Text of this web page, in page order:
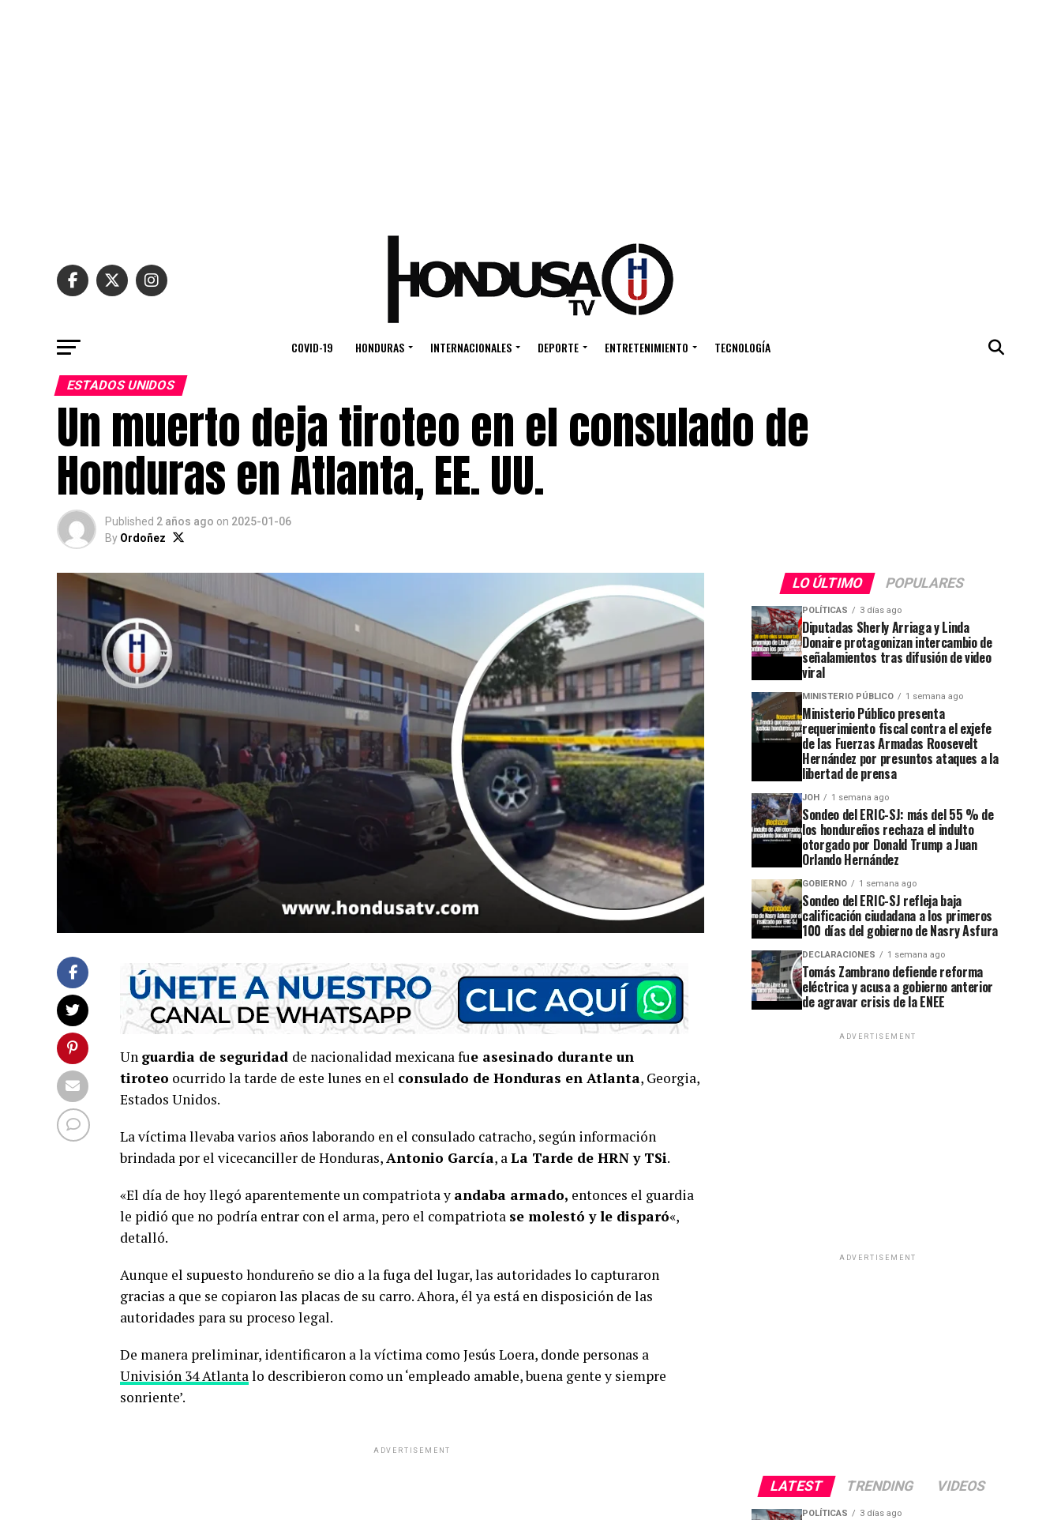
COVID-19 HONDURAS INTERNACIONALES DEPORTE ENTRETENIMIENTO TECNOLOGÍA
ESTADOS UNIDOS
Un muerto deja tiroteo en el consulado de
Honduras en Atlanta, EE. UU.
Published 2 años ago on 2025-01-06
By Ordoñez
Un guardia de seguridad de nacionalidad mexicana fue asesinado durante un
tiroteo ocurrido la tarde de este lunes en el consulado de Honduras en Atlanta, Georgia,
Estados Unidos.
La víctima llevaba varios años laborando en el consulado catracho, según información
brindada por el vicecanciller de Honduras, Antonio García, a La Tarde de HRN y TSi.
«El día de hoy llegó aparentemente un compatriota y andaba armado, entonces el guardia
le pidió que no podría entrar con el arma, pero el compatriota se molestó y le disparó«,
detalló.
Aunque el supuesto hondureño se dio a la fuga del lugar, las autoridades lo capturaron
gracias a que se copiaron las placas de su carro. Ahora, él ya está en disposición de las
autoridades para su proceso legal.
De manera preliminar, identificaron a la víctima como Jesús Loera, donde personas a
Univisión 34 Atlanta lo describieron como un ‘empleado amable, buena gente y siempre
sonriente’.
ADVERTISEMENT
LO ÚLTIMO POPULARES
POLÍTICAS 3 días ago
Diputadas Sherly Arriaga y Linda
Donaire protagonizan intercambio de
señalamientos tras difusión de video
viral
MINISTERIO PÚBLICO 1 semana ago
Ministerio Público presenta
requerimiento fiscal contra el exjefe
de las Fuerzas Armadas Roosevelt
Hernández por presuntos ataques a la
libertad de prensa
JOH 1 semana ago
Sondeo del ERIC-SJ: más del 55 % de
los hondureños rechaza el indulto
otorgado por Donald Trump a Juan
Orlando Hernández
GOBIERNO 1 semana ago
Sondeo del ERIC-SJ refleja baja
calificación ciudadana a los primeros
100 días del gobierno de Nasry Asfura
DECLARACIONES 1 semana ago
Tomás Zambrano defiende reforma
eléctrica y acusa a gobierno anterior
de agravar crisis de la ENEE
ADVERTISEMENT
ADVERTISEMENT
LATEST TRENDING VIDEOS
POLÍTICAS 3 días ago